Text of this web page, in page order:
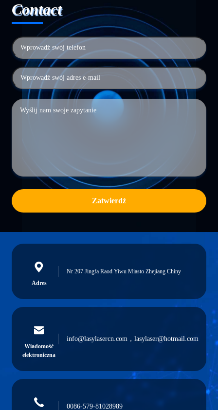
Contact
Zatwierdź
Adres
Nr 207 Jingfa Raod Yiwu Miasto Zhejiang Chiny
Wiadomość
elektroniczna
info@lasylasercn.com，lasylaser@hotmail.com
0086-579-81028989